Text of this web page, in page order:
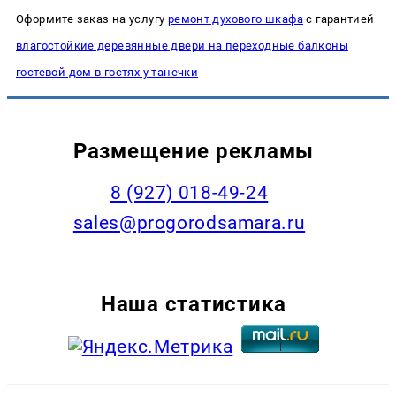
Оформите заказ на услугу ремонт духового шкафас гарантией
влагостойкие деревянные двери на переходные балконы
гостевой дом в гостях у танечки
Размещение рекламы
8 (927) 018-49-24
sales@progorodsamara.ru
Наша статистика